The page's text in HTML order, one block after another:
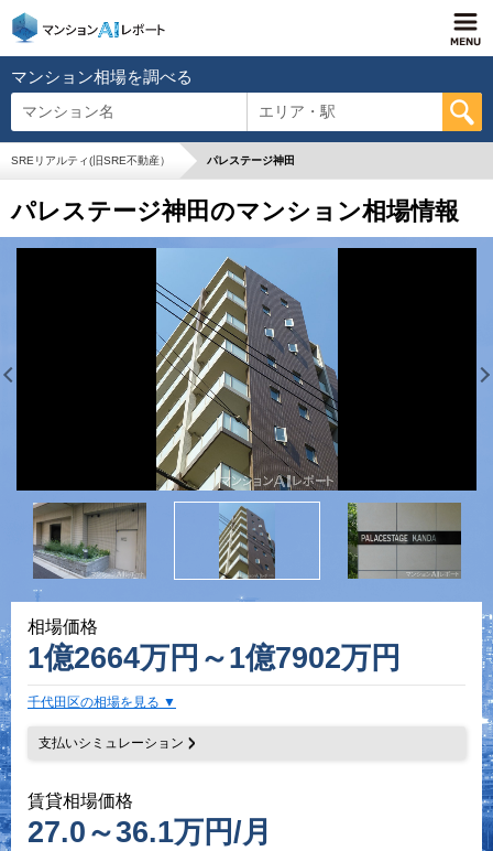
マンション相場を調べる
マンション名 エリア・駅
SREリアルティ(旧SRE不動産） パレステージ神田
パレステージ神田のマンション相場情報
相場価格
1億2664万円～1億7902万円
千代田区の相場を見る
支払いシミュレーション
賃貸相場価格
27.0～36.1万円/月